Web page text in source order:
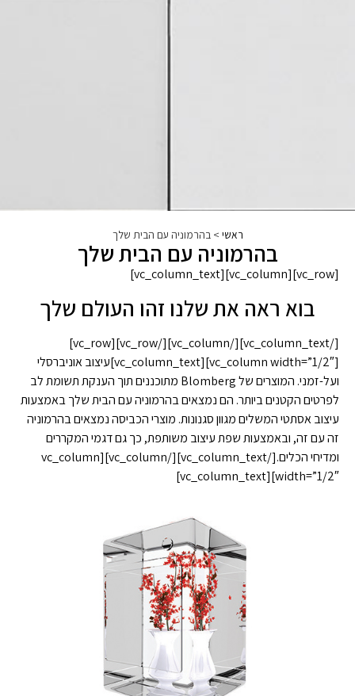
ראשי > בהרמוניה עם הבית שלך
בהרמוניה עם הבית שלך
[vc_row][vc_column][vc_column_text]
בוא ראה את שלנו זהו העולם שלך
[/vc_column_text][/vc_column][/vc_row][vc_row]
[vc_column width=”1/2″][vc_column_text]עיצוב אוניברסלי
ועל-זמני. המוצרים של Blomberg מתוכננים תוך הענקת תשומת לב
לפרטים הקטנים ביותר. הם נמצאים בהרמוניה עם הבית שלך באמצעות
עיצוב אסתטי המשלים מגוון סגנונות. מוצרי הכביסה נמצאים בהרמוניה
זה עם זה, ובאמצעות שפת עיצוב משותפת, כך גם דגמי המקררים
ומדיחי הכלים.[/vc_column_text][/vc_column][vc_column
width=”1/2″][vc_column_text]